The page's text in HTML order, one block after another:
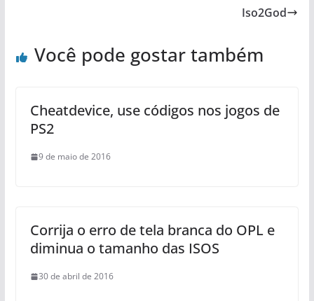
Iso2God
Você pode gostar também
Cheatdevice, use códigos nos jogos de
PS2
9 de maio de 2016
Corrija o erro de tela branca do OPL e
diminua o tamanho das ISOS
30 de abril de 2016